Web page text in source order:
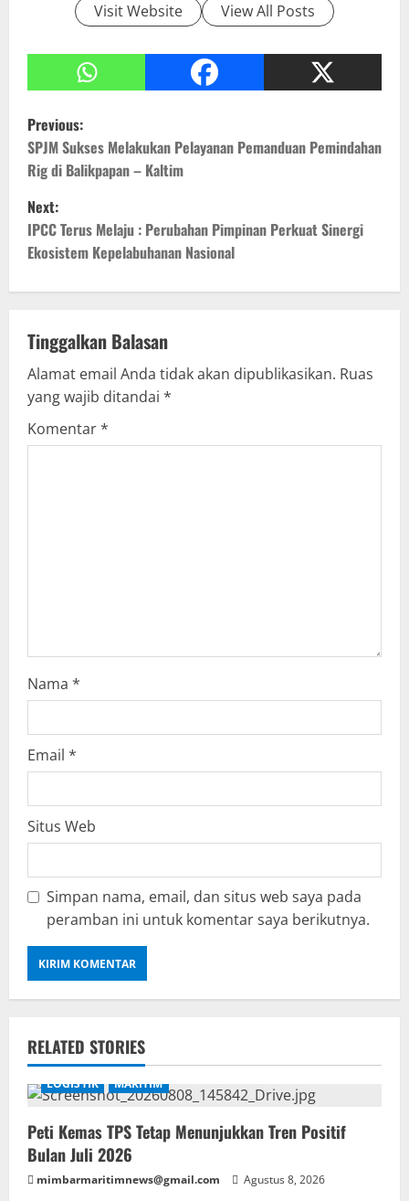
Visit Website View All Posts
P
o
s
t
n
v
i
g
Previous:
SPJM Sukses Melakukan Pelayanan Pemanduan Pemindahan
Rig di Balikpapan – Kaltim
Next:
IPCC Terus Melaju : Perubahan Pimpinan Perkuat Sinergi
Ekosistem Kepelabuhanan Nasional
Tinggalkan Balasan
Alamat email Anda tidak akan dipublikasikan. Ruas
yang wajib ditandai *
Komentar*
Nama *
Email *
Situs Web
Simpan nama, email, dan situs web saya pada
peramban ini untuk komentar saya berikutnya.
RELATED STORIES
LOGISTIK MARITIM
Peti Kemas TPS Tetap Menunjukkan Tren Positif
Bulan Juli 2026
mimbarmaritimnews@gmail.com
Agustus 8, 2026